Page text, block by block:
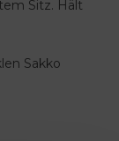
Sitz. Hält
Sakko